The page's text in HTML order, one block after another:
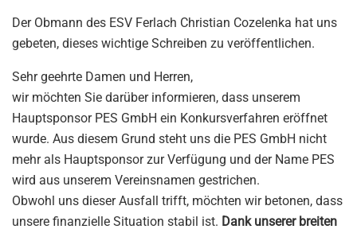
Der Obmann des ESV Ferlach Christian Cozelenka hat uns
gebeten, dieses wichtige Schreiben zu veröffentlichen.
Sehr geehrte Damen und Herren,
wir möchten Sie darüber informieren, dass unserem
Hauptsponsor PES GmbH ein Konkursverfahren eröffnet
wurde. Aus diesem Grund steht uns die PES GmbH nicht
mehr als Hauptsponsor zur Verfügung und der Name PES
wird aus unserem Vereinsnamen gestrichen.
Obwohl uns dieser Ausfall trifft, möchten wir betonen, dass
unsere finanzielle Situation stabil ist. Dank unserer breiten